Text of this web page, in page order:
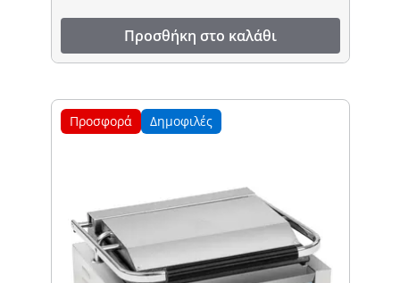
Προσθήκη στο καλάθι
Προσφορά Δημοφιλές